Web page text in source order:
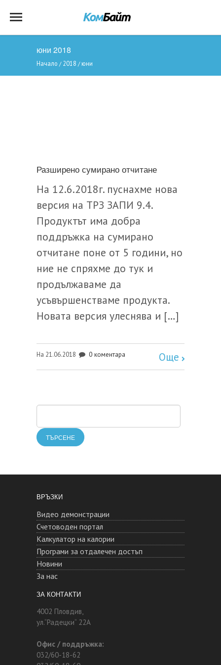
юни 2018
Начало / 2018 / юни
Разширено сумирано отчитане
На 12.6.2018г. пуснахме нова
версия на ТРЗ ЗАПИ 9.4.
Продуктът има добра
поддръжка на сумирано
отчитане поне от 5 години, но
ние не спряхме до тук и
продължаваме да
усъвършенстваме продукта.
Новата версия улеснява и […]
На 21.06.2018 0 коментара Още
ВРЪЗКИ
Видео демонстрации
Счетоводен портал
Калкулатор на калории
Програми за отдалечен достъп
Новини
За нас
ЗА КОНТАКТИ
4002 Пловдив,
ул.“Радецки“ 22А
Офис / поддръжка:
032/60-18-62